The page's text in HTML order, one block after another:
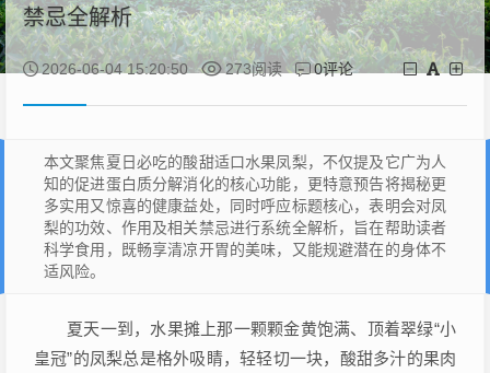
禁忌全解析
2026-06-04 15:20:50 273阅读 0评论
本文聚焦夏日必吃的酸甜适口水果凤梨，不仅提及它广为人
知的促进蛋白质分解消化的核心功能，更特意预告将揭秘更
多实用又惊喜的健康益处，同时呼应标题核心，表明会对凤
梨的功效、作用及相关禁忌进行系统全解析，旨在帮助读者
科学食用，既畅享清凉开胃的美味，又能规避潜在的身体不
适风险。
夏天一到，水果摊上那一颗颗金黄饱满、顶着翠绿“小
皇冠”的凤梨总是格外吸睛，轻轻切一块，酸甜多汁的果肉